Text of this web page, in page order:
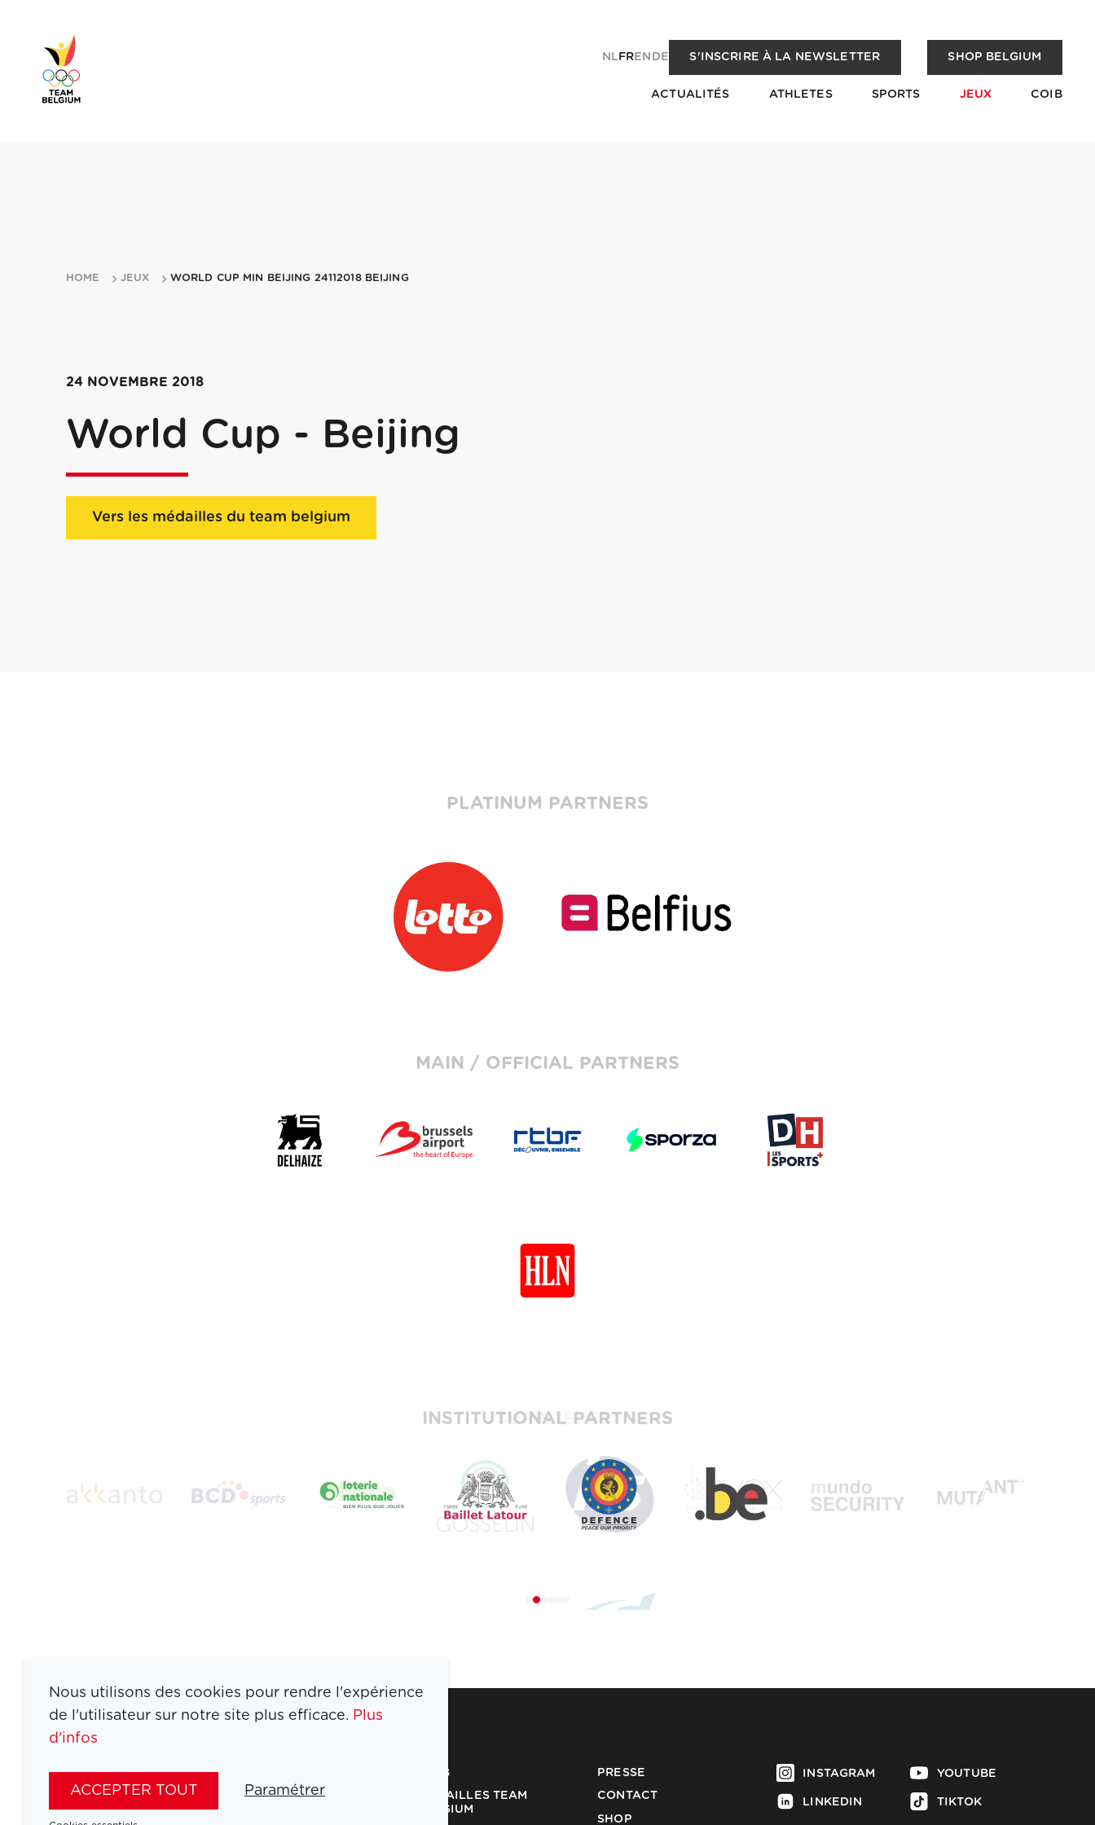
NLFREN DE S'INSCRIRE À LA NEWSLETTER SHOP BELGIUM
ACTUALITÉS ATHLETES SPORTS JEUX COIB
HOME JEUX WORLD CUP MIN BEIJING 24112018 BEIJING
24 NOVEMBRE 2018
World Cup - Beijing
Vers les médailles du team belgium
PLATINUM PARTNERS
MAIN / OFFICIAL PARTNERS
INSTITUTIONAL PARTNERS
JEUX
MÉDAILLES TEAM
BELGIUM
PARTENAIRES
CONTACT
SHOP
Nous utilisons des cookies pour rendre l'expérience
de l'utilisateur sur notre site plus efficace. Plus
d'infos
ACCEPTER TOUT Paramétrer